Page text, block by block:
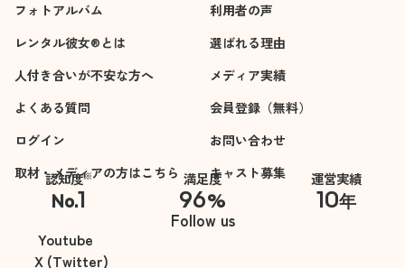
フォトアルバム
利用者の声
レンタル彼女®とは
選ばれる理由
人付き合いが不安な方へ
メディア実績
よくある質問
会員登録（無料）
ログイン
お問い合わせ
取材・メディアの方はこちら
キャスト募集
認知度※
No.1
※自社調べ
満足度
96%
運営実績
10年
Follow us
Youtube
X (Twitter)